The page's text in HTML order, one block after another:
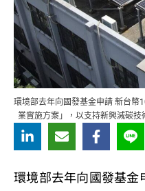
環境部去年向國發基金申請 新台幣
業實施方案」，以支持新興減碳技
環境部去年向國發基金